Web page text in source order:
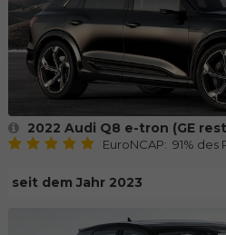
2022 Audi Q8 e-tron (GE
EuroNCAP: 91% des
seit dem Jahr 2023